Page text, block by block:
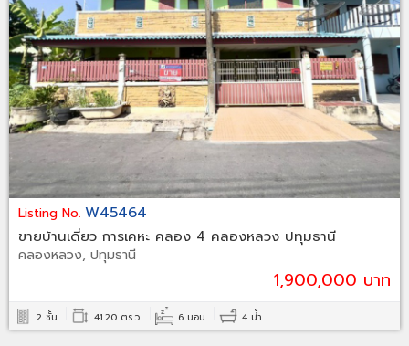
Listing No. W45464
ขายบ้านเดี่ยว การเคหะ คลอง 4 คลองหลวง ปทุมธานี
คลองหลวง, ปทุมธานี
1,900,000 บาท
2 ชั้น 41.20 ตร.ว. 6 นอน 4 น้ำ